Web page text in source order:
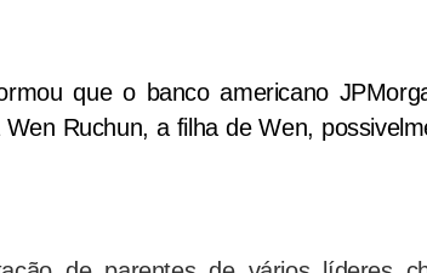
que o banco americano
Ruchun, a filha de Wen,